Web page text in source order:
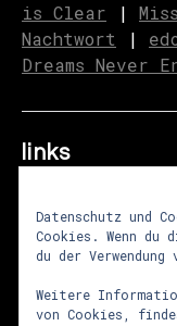
is Clear |
Nachtwort |
Dreams Never
links
über uns |
impressum|
Datenschutz und
Cookies. Wenn
du der
Weitere
von Cookies,